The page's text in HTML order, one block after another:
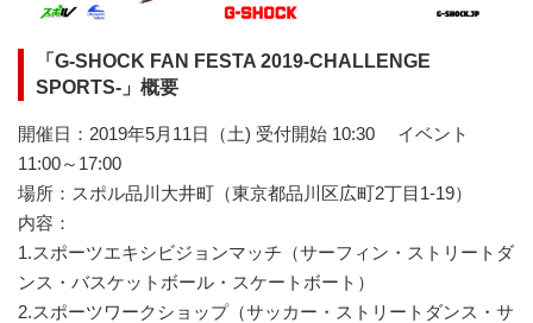
「G-SHOCK FAN FESTA 2019-CHALLENGE
SPORTS-」概要
開催日：2019年5月11日（土) 受付開始 10:30 イベント
11:00～17:00
場所：スポル品川大井町（東京都品川区広町2丁目1-19）
内容：
1.スポーツエキシビジョンマッチ（サーフィン・ストリートダ
ンス・バスケットボール・スケートボート）
2.スポーツワークショップ（サッカー・ストリートダンス・サ